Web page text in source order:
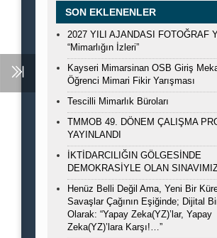
SON EKLENENLER
2027 YILI AJANDASI FOTOĞRAF
“Mimarlığın İzleri”
Kayseri Mimarsinan OSB Giriş
Öğrenci Mimari Fikir Yarışması
Tescilli Mimarlık Büroları
TMMOB 49. DÖNEM ÇALIŞMA
YAYINLANDI
İKTİDARCILIĞIN GÖLGESİNDE
DEMOKRASİYLE OLAN
Henüz Belli Değil Ama, Yeni Bir
Savaşlar Çağının Eşiğinde; Dijital
Olarak: “Yapay Zeka(YZ)’lar, Yapay
Zeka(YZ)’lara Karşı!…”